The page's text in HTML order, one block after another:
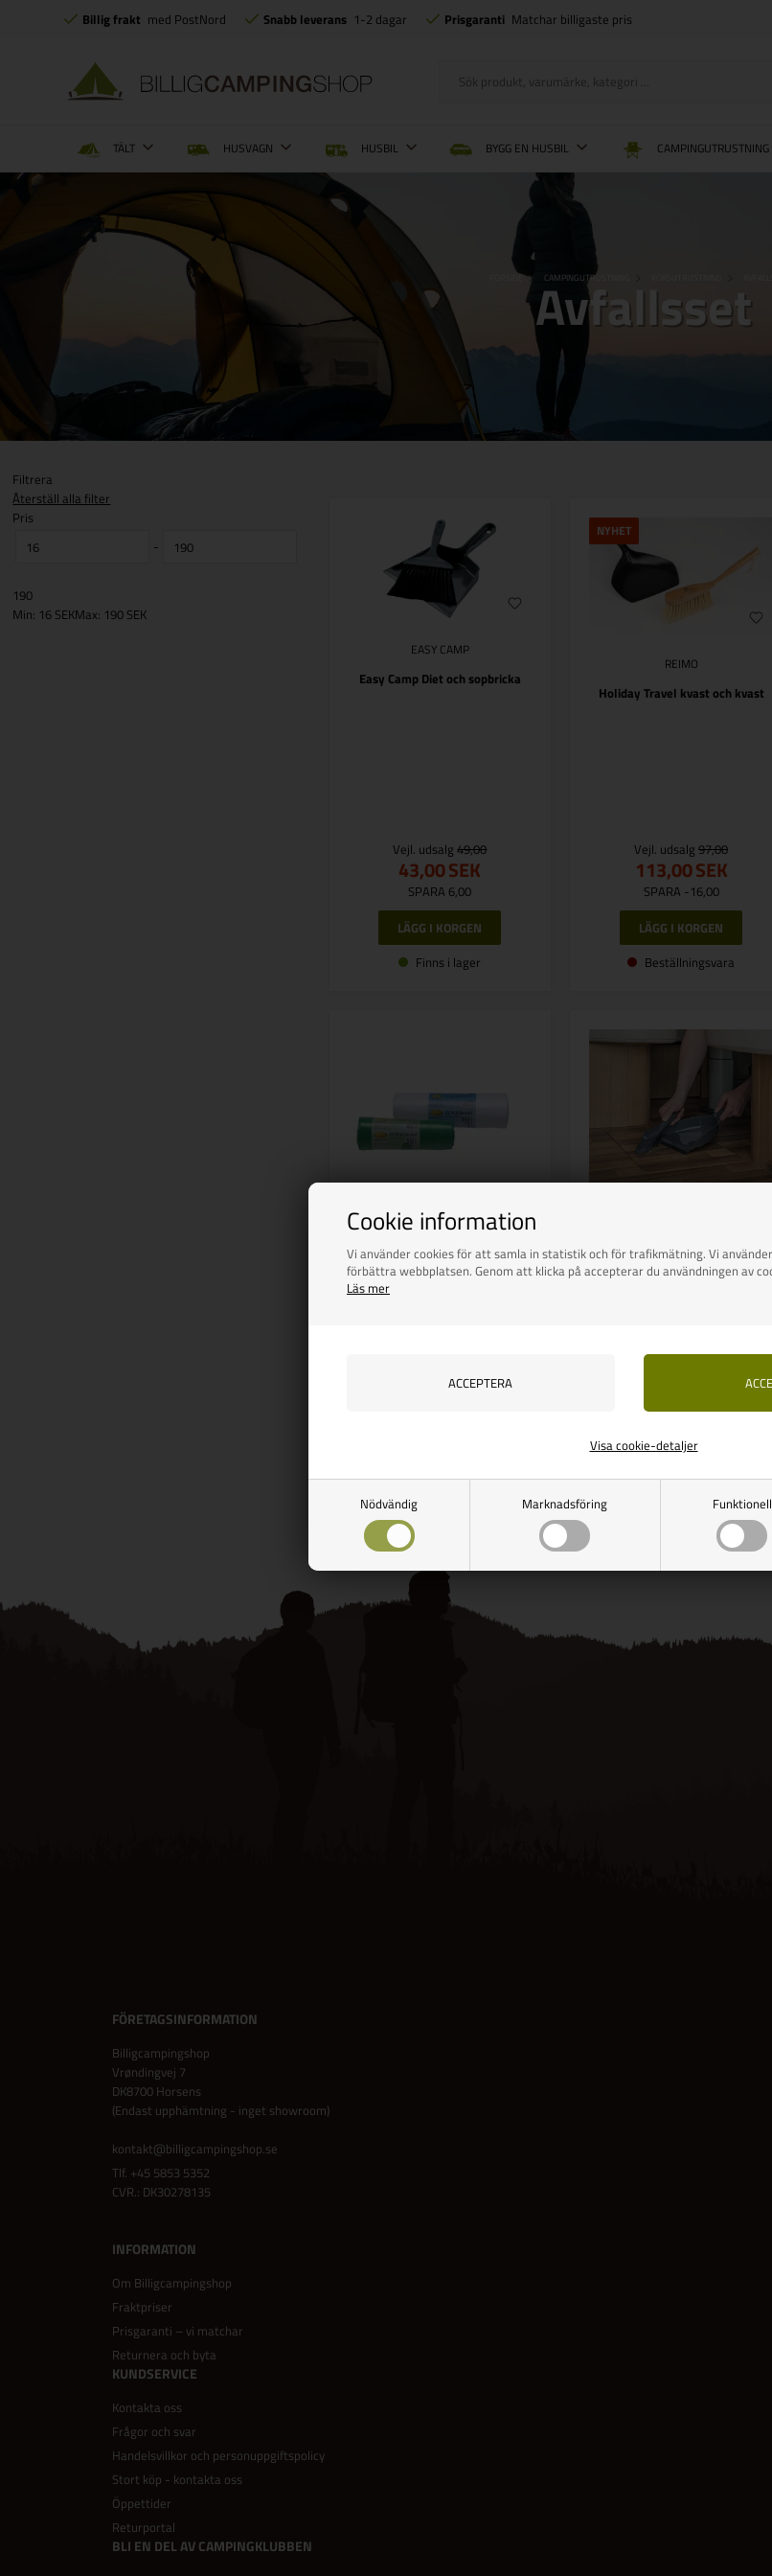
Cookie information
Vi använder cookies för att samla in statistik och för trafikmätning. Vi
förbättra webbplatsen. Genom att klicka på accepterar du användningen av
Läs mer
Nödvändig Marknadsföring Funktionell
Visa cookie-detaljer
Billig frakt med PostNord Snabb leverans 1-2 dagar Prisgaranti Matchar billigaste pris
TÄLT HUSVAGN HUSBIL BYGG EN HUSBIL CAMPINGUTRUSTNING
FORSIDE CAMPINGUTRUSTNING
Avfallsset
Filtrera
Återställ alla filter
Pris
-
190
Min: 16 SEKMax: 190 SEK
EASY CAMP
Easy Camp Diet och sopbricka
Vejl. udsalg49,00
43,00SEK
SPARA 6,00
Finns i lager
NYHET
REIMO
Holiday Travel kvast och kvast
Vejl. udsalg97,00
113,00SEK
SPARA -16,00
Beställningsvara
Soppåsar
Proply Sweep Tray og børste
Finns i lager
FÖRETAGSINFORMATION
Billigcampingshop
Vrøndingvej 7
DK8700 Horsens
(Endast upphämtning - inget showroom)
kontakt@billigcampingshop.se
Tlf. +45 5853 5352
CVR.: DK30278135
INFORMATION
Om Billigcampingshop
Fraktpriser
Prisgaranti – vi matchar
Returnera och byta
KUNDSERVICE
Kontakta oss
Frågor och svar
Handelsvillkor och personuppgiftspolicy
Stort köp - kontakta oss
Öppettider
Returportal
BLI EN DEL AV CAMPINGKLUBBEN